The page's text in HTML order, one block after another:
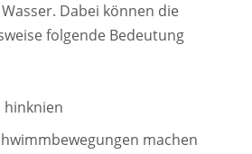
Dabei können die
folgende Bedeutung
hinknien
machen